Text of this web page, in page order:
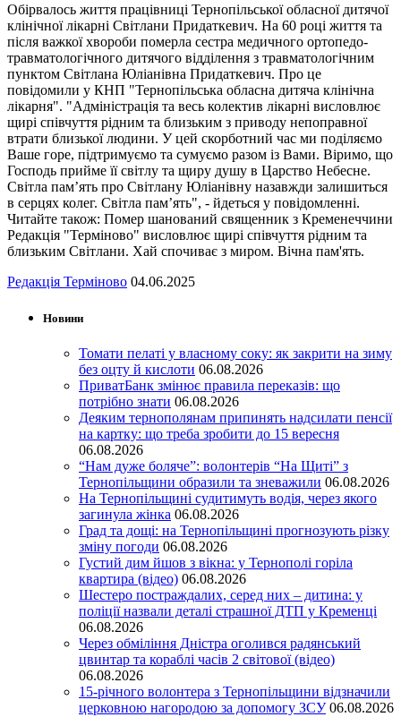
Обірвалось життя працівниці Тернопільської обласної дитячої
клінічної лікарні Світлани Придаткевич. На 60 році життя та
після важкої хвороби померла сестра медичного ортопедо-
травматологічного дитячого відділення з травматологічним
пунктом Світлана Юліанівна Придаткевич. Про це
повідомили у КНП "Тернопільська обласна дитяча клінічна
лікарня". "Адміністрація та весь колектив лікарні висловлює
щирі співчуття рідним та близьким з приводу непоправної
втрати близької людини. У цей скорботний час ми поділяємо
Ваше горе, підтримуємо та сумуємо разом із Вами. Віримо, що
Господь прийме її світлу та щиру душу в Царство Небесне.
Світла пам’ять про Світлану Юліанівну назавжди залишиться
в серцях колег. Світла пам’ять", - йдеться у повідомленні.
Читайте також: Помер шанований священник з Кременеччини
Редакція "Терміново" висловлює щирі співчуття рідним та
близьким Світлани. Хай спочиває з миром. Вічна пам'ять.
Редакція Терміново 04.06.2025
Новини
Томати пелаті у власному соку: як закрити на зиму
без оцту й кислоти 06.08.2026
ПриватБанк змінює правила переказів: що
потрібно знати 06.08.2026
Деяким тернополянам припинять надсилати пенсії
на картку: що треба зробити до 15 вересня
06.08.2026
“Нам дуже боляче”: волонтерів “На Щиті” з
Тернопільщини образили та зневажили 06.08.2026
На Тернопільщині судитимуть водія, через якого
загинула жінка 06.08.2026
Град та дощі: на Тернопільщині прогнозують різку
зміну погоди 06.08.2026
Густий дим йшов з вікна: у Тернополі горіла
квартира (відео) 06.08.2026
Шестеро постраждалих, серед них – дитина: у
поліції назвали деталі страшної ДТП у Кременці
06.08.2026
Через обміління Дністра оголився радянський
цвинтар та кораблі часів 2 світової (відео)
06.08.2026
15-річного волонтера з Тернопільщини відзначили
церковною нагородою за допомогу ЗСУ 06.08.2026